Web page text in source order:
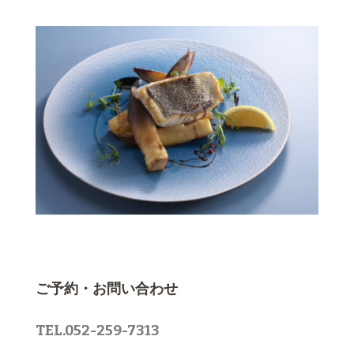
ご予約・お問い合わせ
TEL.052-259-7313